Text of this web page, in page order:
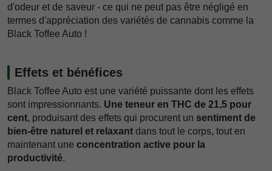
d'odeur et de saveur - ce qui ne peut pas être négligé en
termes d'appréciation des variétés de cannabis comme la
Black Toffee Auto !
Effets et bénéfices
Black Toffee Auto est une variété puissante dont les effets
sont impressionnants. Une teneur en THC de 21,5 pour
cent, produisant des effets qui procurent un sentiment de
bien-être naturel et relaxant dans tout le corps, tout en
maintenant une concentration active pour la
productivité.